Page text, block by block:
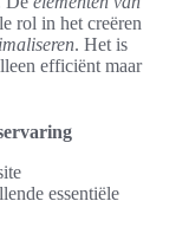
rol in het creëren
. Het is
efficiënt maar
essentiële